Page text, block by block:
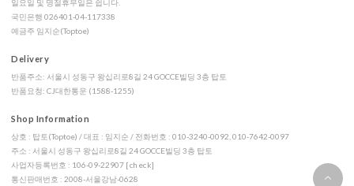
일요일 및 명절휴무일은 쉽니다.
국민은행 026401-04-117338
예금주 임지순(Toptoe)
Delivery
반품주소: 서울시 성동구 왕십리로8길 24 GOCCE빌딩 3층 탑토
반품요청: CJ대한통운 (1588-1255)
Shop Information
상호 : 탑토(Toptoe) / 대표 : 임지순 / 전화번호 : 010-3240-0092, 010-7642-0097
주소 : 서울시 성동구 왕십리로8길 24 GOCCE빌딩 3층 탑토
사업자등록번호 : 106-09-22907 [check]
통신판매번호 : 2008-서울강남-0628